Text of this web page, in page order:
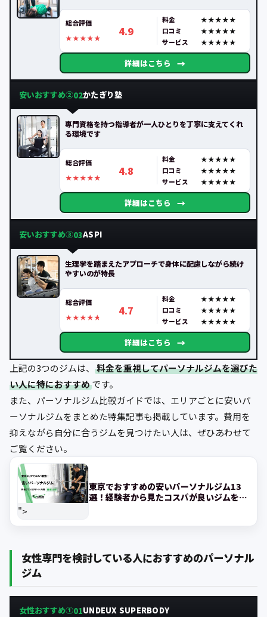
総合評価
4.9
料金
口コミ
サービス
詳細はこちら →
安いおすすめ②02かたぎり塾
専門資格を持つ指導者が一人ひとりを丁寧に支えてくれ
る環境です
総合評価
4.8
料金
口コミ
サービス
詳細はこちら →
安いおすすめ③03ASPI
生理学を踏まえたアプローチで身体に配慮しながら続け
やすいのが特長
総合評価
4.7
料金
口コミ
サービス
詳細はこちら →
上記の3つのジムは、
料金を重視してパーソナルジムを選びた
い人に特におすすめです。
また、パーソナルジム比較ガイドでは、エリアごとに安いパ
ーソナルジムをまとめた特集記事も掲載しています。費用を
抑えながら自分に合うジムを見つけたい人は、ぜひあわせて
ご覧ください。
">
東京でおすすめの安いパーソナルジム13
選！経験者から見たコスパが良いジムを紹
女性専門を検討している人におすすめのパーソナル
ジム
女性おすすめ①01UNDEUX SUPERBODY